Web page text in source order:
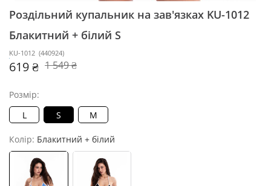
Роздільний купальник на зав'язках KU-1012
Блакитний + білий S
KU-1012 (440924)
619 ₴ 1 549 ₴
Розмір:
L
S M
Колір: Блакитний + білий